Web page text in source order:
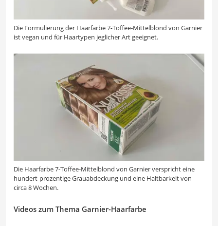
Die Formulierung der Haarfarbe 7-Toffee-Mittelblond von Garnier
ist vegan und für Haartypen jeglicher Art geeignet.
Die Haarfarbe 7-Toffee-Mittelblond von Garnier verspricht eine
hundert-prozentige Grauabdeckung und eine Haltbarkeit von
circa 8 Wochen.
Videos zum Thema Garnier-Haarfarbe